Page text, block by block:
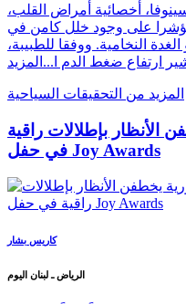
أخصائية أمراض القلب،
على وجود خلل كامن في
النخامية. ووفقا للطبيبة،
ارتفاع ضغط الدم ا... المزيد
المزيد من التحقيقات السياحية
الأنظار بإطلالات راقية
في حفل Joy Awards
كاريس بشار
الرياض ـ لبنان اليوم